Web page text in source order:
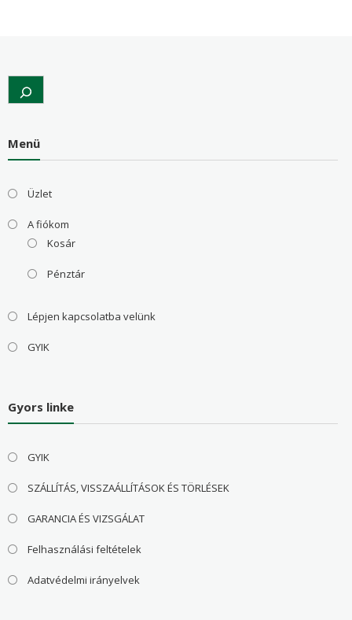
Search
Menü
Üzlet
A fiókom
Kosár
Pénztár
Lépjen kapcsolatba velünk
GYIK
Gyors linke
GYIK
SZÁLLÍTÁS, VISSZAÁLLÍTÁSOK ÉS TÖRLÉSEK
GARANCIA ÉS VIZSGÁLAT
Felhasználási feltételek
Adatvédelmi irányelvek